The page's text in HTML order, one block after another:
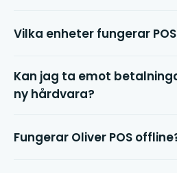
Vilka enheter fungerar
Kan jag ta emot
ny hårdvara?
Fungerar Oliver POS